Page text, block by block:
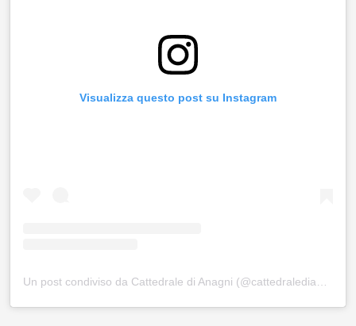
Visualizza questo post su Instagram